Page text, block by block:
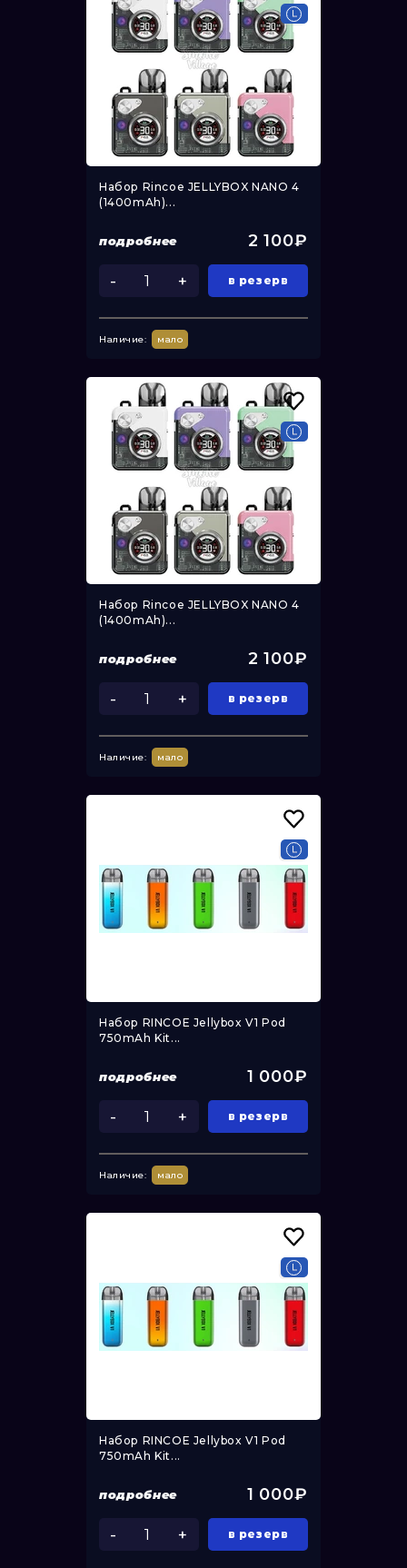
Набор Rincoe JELLYBOX NANO 4
(1400mAh)...
подробнее 2 100₽
- + в резерв
Наличие: мало
Набор Rincoe JELLYBOX NANO 4
(1400mAh)...
подробнее 2 100₽
- + в резерв
Наличие: мало
Набор RINCOE Jellybox V1 Pod
750mAh Kit...
подробнее 1 000₽
- + в резерв
Наличие: мало
Набор RINCOE Jellybox V1 Pod
750mAh Kit...
подробнее 1 000₽
- + в резерв